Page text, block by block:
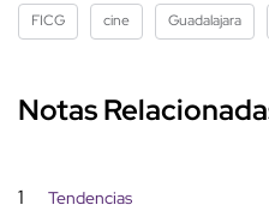
FICG cine Guadalajara
Notas
1 Tendencias